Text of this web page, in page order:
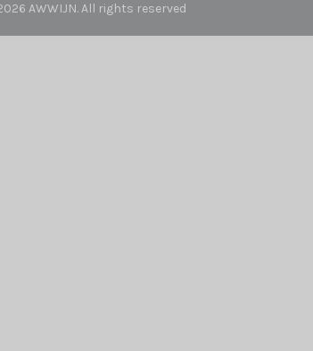
AWWIJN. All rights reserved